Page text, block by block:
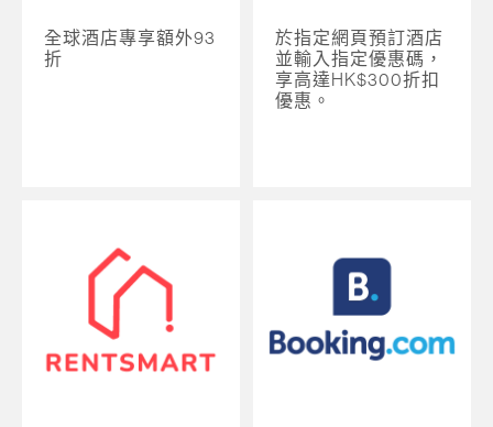
全球酒店專享額外93
折
於指定網頁預訂酒店
並輸入指定優惠碼，
享高達HK$300折扣
優惠。